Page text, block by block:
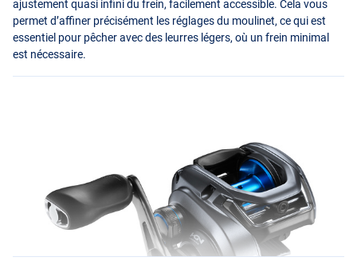
ajustement quasi infini du frein, facilement accessible. Cela vous
permet d’affiner précisément les réglages du moulinet, ce qui est
essentiel pour pêcher avec des leurres légers, où un frein minimal
est nécessaire.